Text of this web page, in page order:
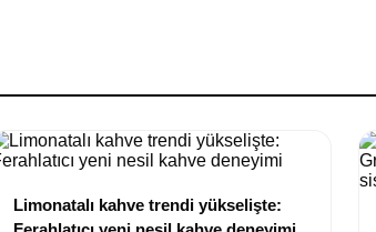
Limonatalı kahve trendi yükselişte: